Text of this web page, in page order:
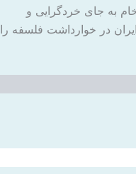
به جای خردگرایی و
در خوارداشت فلسفه را